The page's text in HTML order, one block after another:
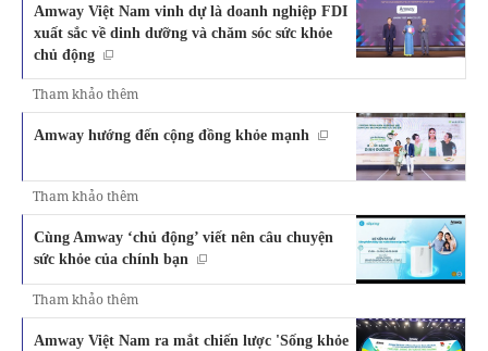
Amway Việt Nam vinh dự là doanh nghiệp FDI
xuất sắc về dinh dưỡng và chăm sóc sức khỏe
chủ động
Tham khảo thêm
Amway hướng đến cộng đồng khỏe mạnh
Tham khảo thêm
Cùng Amway ‘chủ động’ viết nên câu chuyện
sức khỏe của chính bạn
Tham khảo thêm
Amway Việt Nam ra mắt chiến lược 'Sống khỏe